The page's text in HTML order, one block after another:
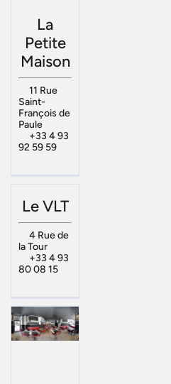
La
Petite
Maison
11 Rue
Saint-
François de
Paule
+33 4 93
92 59 59
Le VLT
4 Rue de
la Tour
+33 4 93
80 08 15